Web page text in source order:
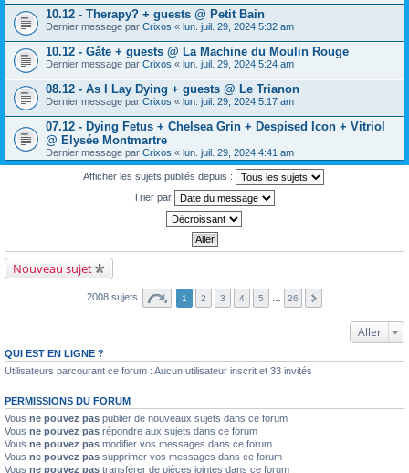
10.12 - Therapy? + guests @ Petit Bain
Dernier message par Crixos « lun. juil. 29, 2024 5:32 am
10.12 - Gåte + guests @ La Machine du Moulin Rouge
Dernier message par Crixos « lun. juil. 29, 2024 5:24 am
08.12 - As I Lay Dying + guests @ Le Trianon
Dernier message par Crixos « lun. juil. 29, 2024 5:17 am
07.12 - Dying Fetus + Chelsea Grin + Despised Icon + Vitriol
@ Elysée Montmartre
Dernier message par Crixos « lun. juil. 29, 2024 4:41 am
Afficher les sujets publiés depuis :
Trier par
Nouveau sujet
2008 sujets 1 2 3 4 5 26
Aller
QUI EST EN LIGNE ?
Utilisateurs parcourant ce forum : Aucun utilisateur inscrit et 33 invités
PERMISSIONS DU FORUM
Vous ne pouvez pas publier de nouveaux sujets dans ce forum
Vous ne pouvez pas répondre aux sujets dans ce forum
Vous ne pouvez pas modifier vos messages dans ce forum
Vous ne pouvez pas supprimer vos messages dans ce forum
Vous ne pouvez pas transférer de pièces jointes dans ce forum